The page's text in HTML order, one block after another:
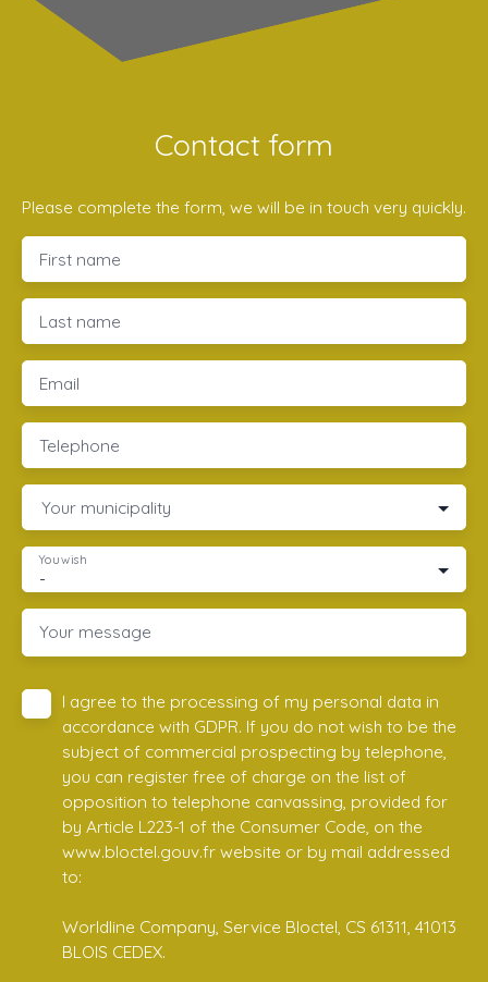
Contact form
Please complete the form, we will be in touch very quickly.
First name
Last name
Email
Telephone
Your municipality
-
You wish
Your message
I agree to the processing of my personal data in
accordance with GDPR. If you do not wish to be the
subject of commercial prospecting by telephone,
you can register free of charge on the list of
opposition to telephone canvassing, provided for
by Article L223-1 of the Consumer Code, on the
www.bloctel.gouv.fr website or by mail addressed
to:
Worldline Company, Service Bloctel, CS 61311, 41013
BLOIS CEDEX.